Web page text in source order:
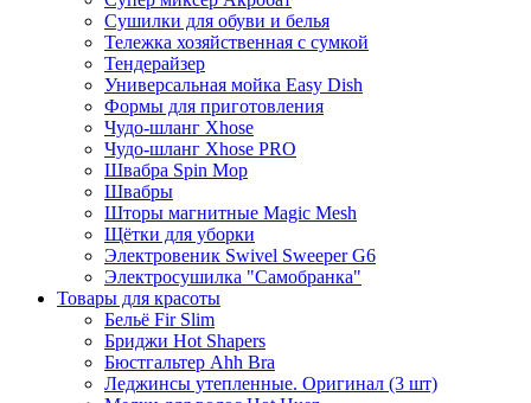
Сушилки для обуви и белья
Тележка хозяйственная с сумкой
Тендерайзер
Универсальная мойка Easy Dish
Формы для приготовления
Чудо-шланг Xhose
Чудо-шланг Xhose PRO
Швабра Spin Mop
Швабры
Шторы магнитные Magic Mesh
Щётки для уборки
Электровеник Swivel Sweeper G6
Электросушилка "Самобранка"
Товары для красоты
Бельё Fir Slim
Бриджи Hot Shapers
Бюстгальтер Ahh Bra
Леджинсы утепленные. Оригинал (3 шт)